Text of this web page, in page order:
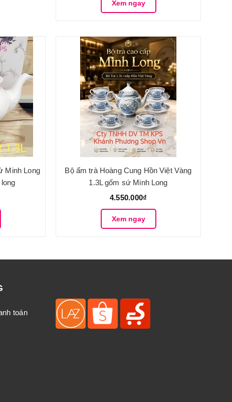
Xem ngay
Minh Long
Bộ ấm trà Hoàng Cung Hồn Việt Vàng
1.3L gốm sứ Minh Long
4.550.000₫
Xem ngay
toán